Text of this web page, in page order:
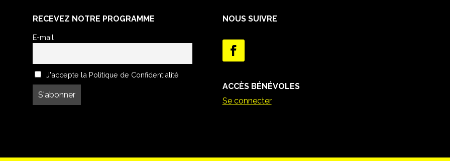
RECEVEZ NOTRE PROGRAMME
E-mail
J'accepte la Politique de Confidentialité
NOUS SUIVRE
ACCÈS BÉNÉVOLES
Se connecter